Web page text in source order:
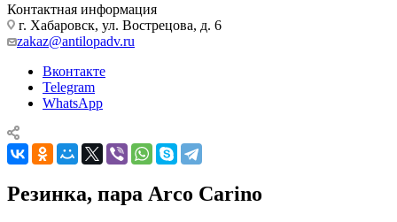
Контактная информация
г. Хабаровск, ул. Вострецова, д. 6
zakaz@antilopadv.ru
Вконтакте
Telegram
WhatsApp
Резинка, пара Arco Carino